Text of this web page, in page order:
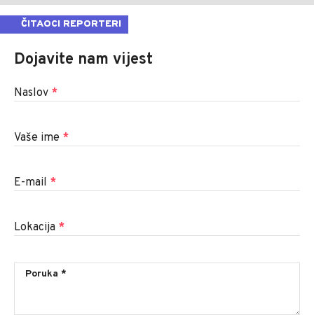
ČITAOCI REPORTERI
Dojavite nam vijest
Naslov *
Vaše ime *
E-mail *
Lokacija *